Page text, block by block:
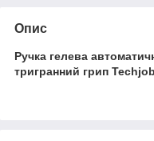
Опис
Ручка гелева
тригранний грип